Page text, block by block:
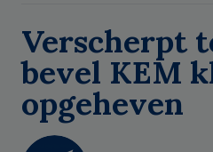
Verscherpt
bevel KEM
opgeheven